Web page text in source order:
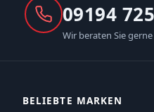
09194
Wir beraten Sie
BELIEBTE MARKEN